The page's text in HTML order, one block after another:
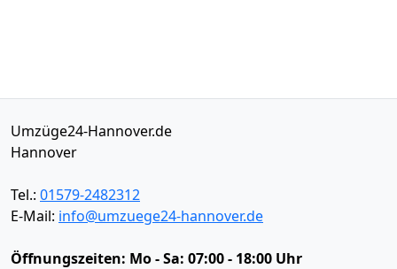
Umzüge24-Hannover.de
Hannover
Tel.: 01579-2482312
E-Mail: info@umzuege24-hannover.de
Öffnungszeiten: Mo - Sa: 07:00 - 18:00 Uhr